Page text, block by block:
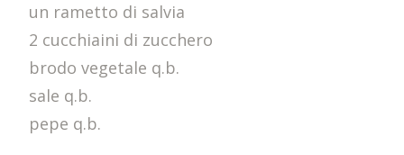
un rametto di salvia
2 cucchiaini di zucchero
brodo vegetale q.b.
sale q.b.
pepe q.b.